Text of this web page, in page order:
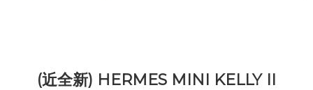
(近全新) HERMES MINI KELLY II